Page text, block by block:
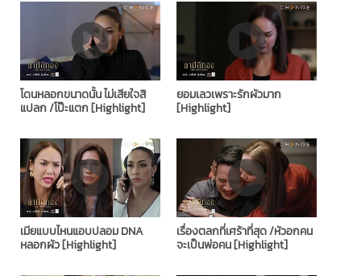
โดนหลอกขนาดนั้น ไม่เสียใจสิ
แปลก /โป๊ะแตก [Highlight]
ยอมเลวเพราะรักผัวมาก
[Highlight]
เมียแบบไหนแอบปลอม DNA
หลอกผัว [Highlight]
เรื่องตลกที่เศร้าที่สุด /หัวอกคน
จะเป็นพ่อคน [Highlight]